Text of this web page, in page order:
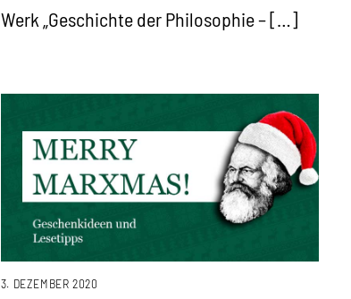
Werk „Geschichte der Philosophie – […]
3. DEZEMBER 2020